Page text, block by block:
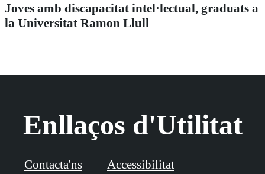
Joves amb discapacitat intel·lectual, graduats a
la Universitat Ramon Llull
Enllaços d'Utilitat
Contacta'ns Accessibilitat